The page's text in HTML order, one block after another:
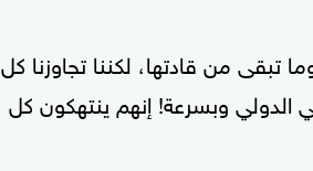
تبقى من قادتها، لكننا تجاوزنا كل
الدولي وبسرعة! إنهم ينتهكون كل